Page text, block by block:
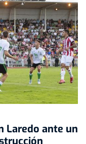
Laredo ante un